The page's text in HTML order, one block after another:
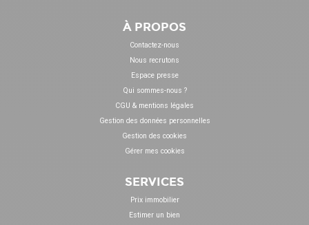
À PROPOS
Contactez-nous
Nous recrutons
Espace presse
Qui sommes-nous ?
CGU & mentions légales
Gestion des données personnelles
Gestion des cookies
Gérer mes cookies
SERVICES
Prix immobilier
Estimer un bien